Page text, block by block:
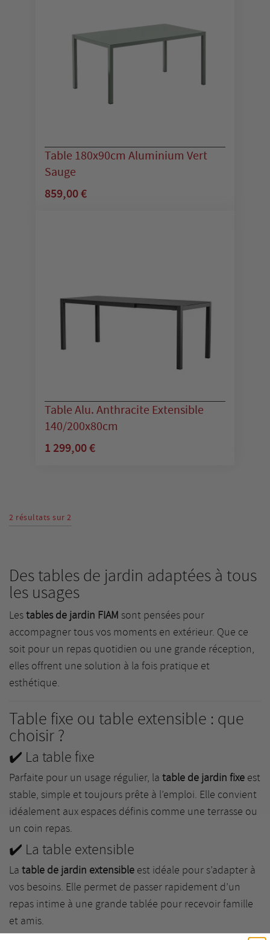
Table 180x90cm Aluminium Vert
Sauge
859,00 €
Table Alu. Anthracite Extensible
140/200x80cm
1 299,00 €
2 résultats sur 2
Des tables de jardin adaptées à tous
les usages
Lestables de jardin FIAM sont pensées pour
accompagner tous vos moments en extérieur. Que ce
soit pour un repas quotidien ou une grande réception,
elles offrent une solution à la fois pratique et
esthétique.
Table fixe ou table extensible : que
choisir ?
✔️ La table fixe
Parfaite pour un usage régulier, la table de jardin fixe est
stable, simple et toujours prête à l’emploi. Elle convient
idéalement aux espaces définis comme une terrasse ou
un coin repas.
✔️ La table extensible
La table de jardin extensible est idéale pour s’adapter à
vos besoins. Elle permet de passer rapidement d’un
repas intime à une grande tablée pour recevoir famille
et amis.